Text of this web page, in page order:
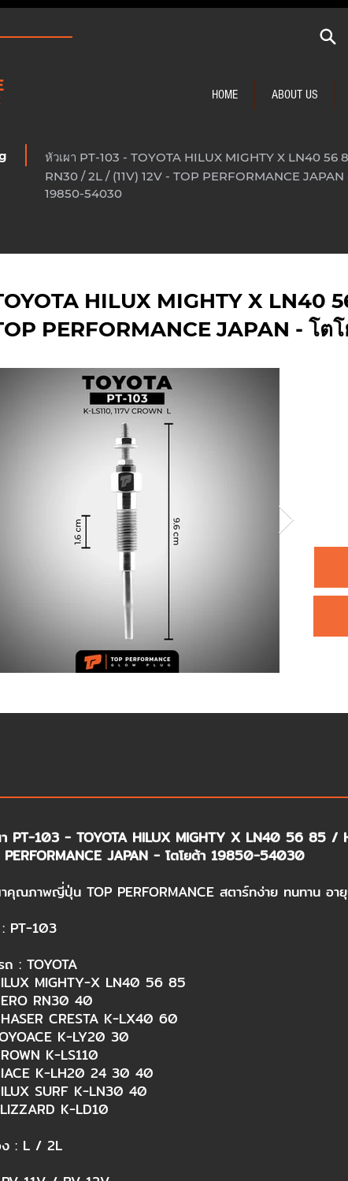
HOME ABOUT US
หัวเผา PT-103 - TOYOTA HILUX MIGHTY X LN40 56
RN30 / 2L / (11V) 12V - TOP PERFORMANCE JAPAN
19850-54030
HILUX MIGHTY X LN40
PERFORMANCE JAPAN - โ
า PT-103 - TOYOTA HILUX MIGHTY X LN40 56 85
PERFORMANCE JAPAN - โตโยต้า 19850-54030​
าคุณภาพญี่ปุ่น TOP PERFORMANCE สตาร์ทง่าย ทนทาน อายุ
PT-103​
: TOYOTA​
MIGHTY-X LN40 56 85​
RN30 40​
CRESTA K-LX40 60​
K-LY20 30​
K-LS110​
K-LH20 24 30 40​
SURF K-LN30 40​
K-LD10​
ง : L / 2L​